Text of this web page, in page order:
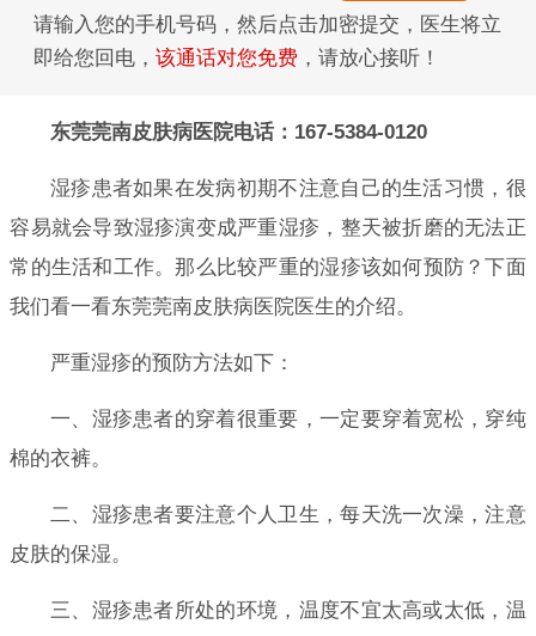
请输入您的手机号码，然后点击加密提交，医生将立
即给您回电， 该通话对您免费 ，请放心接听！
东莞莞南皮肤病医院电话：167-5384-0120
湿疹患者如果在发病初期不注意自己的生活习惯，很
容易就会导致湿疹演变成严重湿疹，整天被折磨的无法正
常的生活和工作。那么比较严重的湿疹该如何预防？下面
我们看一看东莞莞南皮肤病医院医生的介绍。
严重湿疹的预防方法如下：
一、湿疹患者的穿着很重要，一定要穿着宽松，穿纯
棉的衣裤。
二、湿疹患者要注意个人卫生，每天洗一次澡，注意
皮肤的保湿。
三、湿疹患者所处的环境，温度不宜太高或太低，温